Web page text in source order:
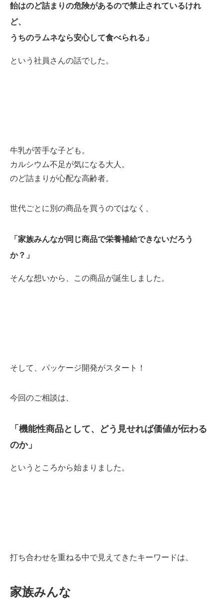
飴はのど詰まりの危険があるので禁止されているけれ
ど、
うちのラムネなら安心して食べられる」
という社員さんの話でした。
牛乳が苦手な子ども。
カルシウム不足が気になる大人。
のど詰まりが心配な高齢者。
世代ごとに別の商品を買うのではなく、
「家族みんなが同じ商品で栄養補給できないだろう
か？」
そんな想いから、この商品が誕生しました。
そして、パッケージ開発がスタート！
今回のご相談は、
「機能性商品として、どう見せれば価値が伝わる
のか」
というところから始まりました。
打ち合わせを重ねる中で見えてきたキーワードは、
家族みんな